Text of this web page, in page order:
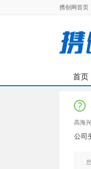
携创网首页
首页
高海兴
公司